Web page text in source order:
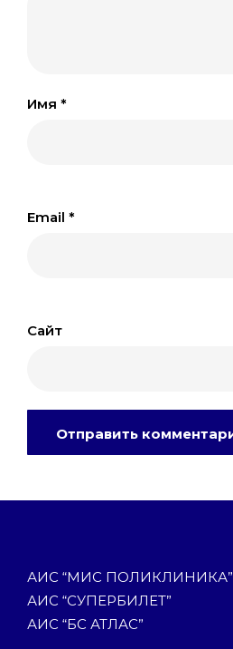
Имя *
Email *
Сайт
АИС “МИС ПОЛИКЛИНИКА”
АИС “СУПЕРБИЛЕТ”
АИС “БС АТЛАС”